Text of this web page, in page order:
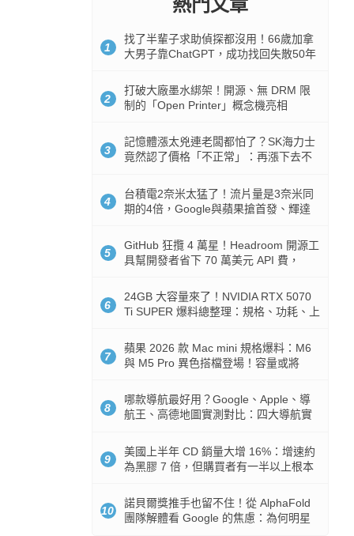
熱門文章
1
找了半輩子求助偵探都沒用！66歲加拿
大男子靠ChatGPT，成功找回失散50年
2
打破大廠墨水綁架！開源、無 DRM 限
制的「Open Printer」概念機亮相
3
記憶體漲太兇連老闆都怕了？SK海力士
竟然認了價格「不正常」：再漲下去不
4
台積電2奈米太猛了！流片量是3奈米同
期的4倍，Google與蘋果搶首發、輝達
5
GitHub 狂攬 4 萬星！Headroom 開源工
具幫開發者省下 70 萬美元 API 費，
6
24GB 大容量來了！NVIDIA RTX 5070
Ti SUPER 爆料總整理：規格、功耗、上
7
蘋果 2026 款 Mac mini 規格爆料：M6
與 M5 Pro 異色搭檔登場！容量或將
8
哪款導航最好用？Google、Apple、導
航王、高德地圖實測對比：四大導航實
9
美國上半年 CD 銷量大增 16%：增速約
為黑膠 7 倍，但購買者有一半以上根本
10
諾貝爾獎推手也留不住！從 AlphaFold
團隊解體看 Google 的焦慮：為何明星